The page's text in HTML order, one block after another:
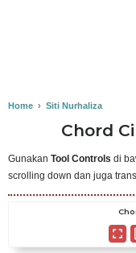
Home › Siti Nurhaliza
Chord
Gunakan Tool Controls di
scrolling down dan juga